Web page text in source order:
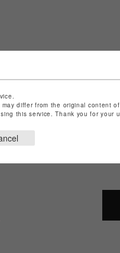
differ from the original content
this service. Thank you for your